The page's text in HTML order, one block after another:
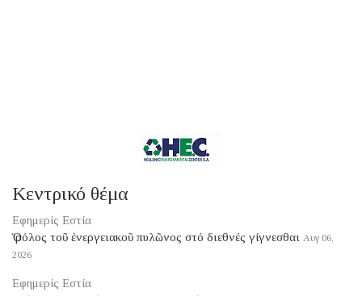
Κεντρικό θέμα
Εφημερίς Εστία
Ὁ ρόλος τοῦ ἐνεργειακοῦ πυλῶνος στό διεθνές γίγνεσθαι Αυγ 06,
2026
Εφημερίς Εστία